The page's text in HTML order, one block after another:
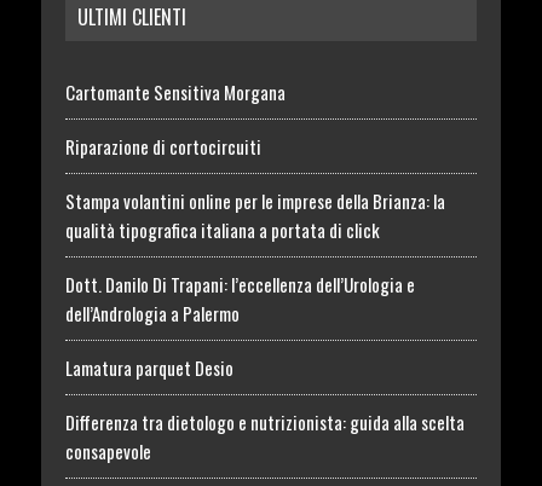
ULTIMI CLIENTI
Cartomante Sensitiva Morgana
Riparazione di cortocircuiti
Stampa volantini online per le imprese della Brianza: la
qualità tipografica italiana a portata di click
Dott. Danilo Di Trapani: l’eccellenza dell’Urologia e
dell’Andrologia a Palermo
Lamatura parquet Desio
Differenza tra dietologo e nutrizionista: guida alla scelta
consapevole